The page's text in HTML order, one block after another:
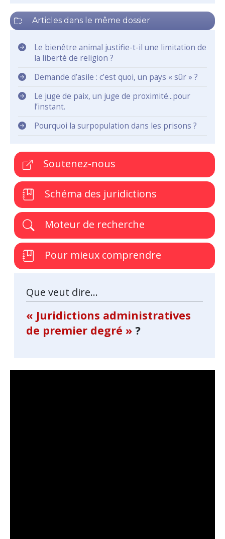
Articles dans le même dossier
Le bienêtre animal justifie-t-il une limitation de
la liberté de religion ?
Demande d’asile : c’est quoi, un pays « sûr » ?
Le juge de paix, un juge de proximité...pour
l’instant.
Pourquoi la surpopulation dans les prisons ?
Soutenez-nous
Schéma des juridictions
Moteur de recherche
Pour mieux comprendre
Que veut dire...
« Juridictions administratives
de premier degré » ?